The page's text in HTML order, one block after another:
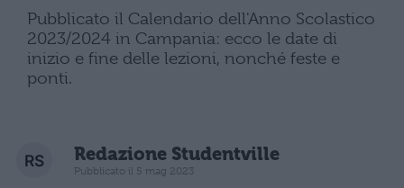
Pubblicato il Calendario dell'Anno Scolastico
2023/2024 in Campania: ecco le date di
inizio e fine delle lezioni, nonché feste e
ponti.
Redazione Studentville
Pubblicato il 5 mag 2023